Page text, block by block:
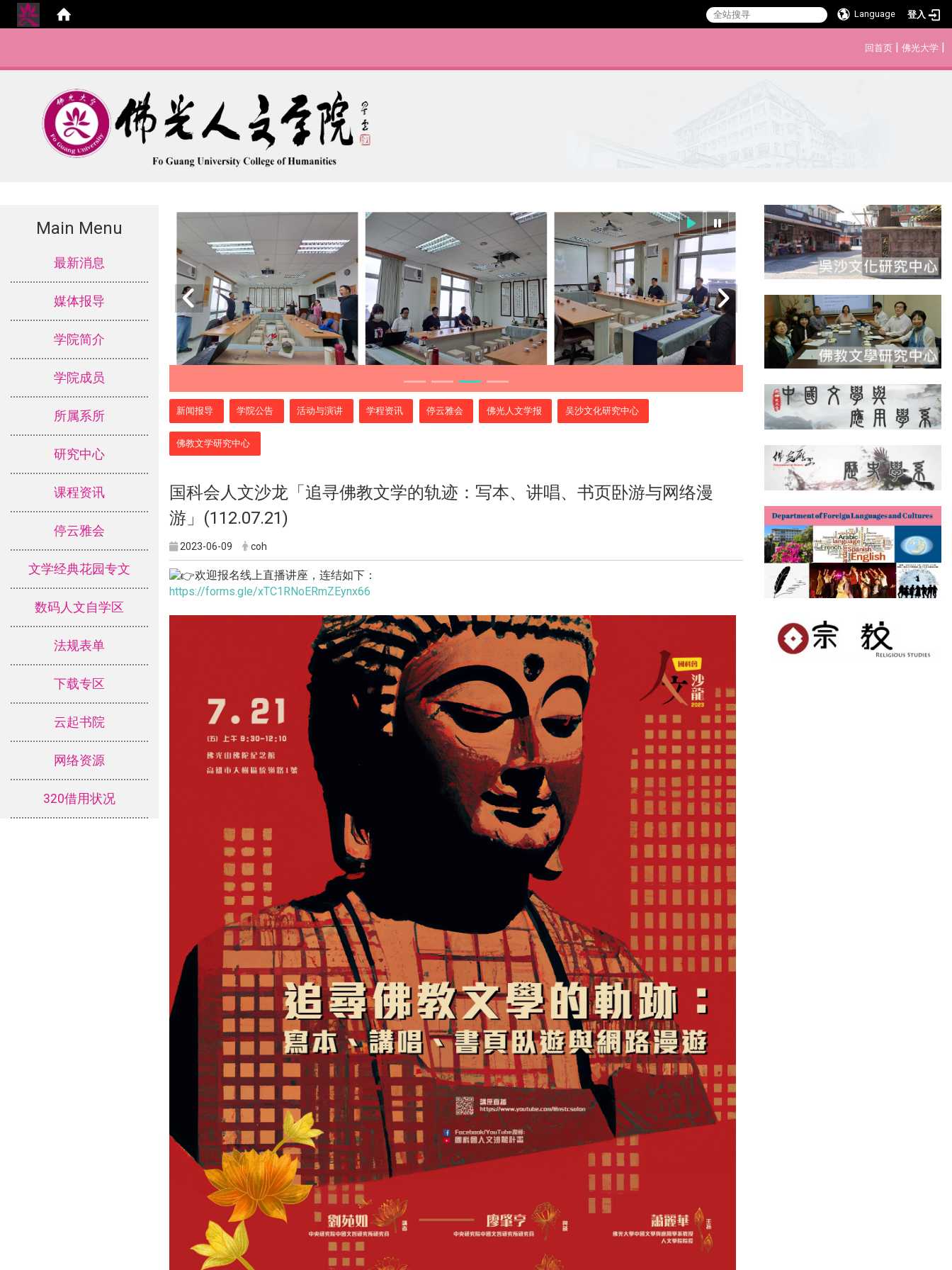
Language 登入
回首页 | 佛光大学 |
Main Menu
最新消息
媒体报导
学院简介
学院成员
所属系所
研究中心
课程资讯
停云雅会
文学经典花园专文
数码人文自学区
法规表单
下载专区
云起书院
网络资源
320借用状况
新闻报导 学院公告 活动与演讲 学程资讯 停云雅会 佛光人文学报 吴沙文化研究中心
佛教文学研究中心
国科会人文沙龙「追寻佛教文学的轨迹：写本、讲唱、书页卧游与网络漫
游」(112.07.21)
2023-06-09 coh
欢迎报名线上直播讲座，连结如下：
https://forms.gle/xTC1RNoERmZEynx66